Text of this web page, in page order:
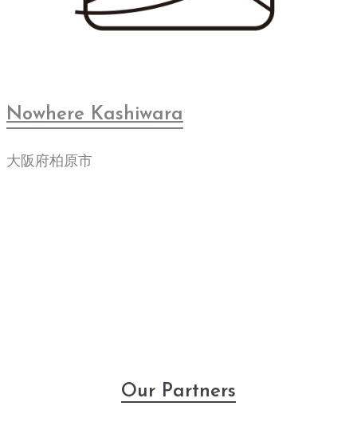
Nowhere Kashiwara
大阪府柏原市
Our Partners